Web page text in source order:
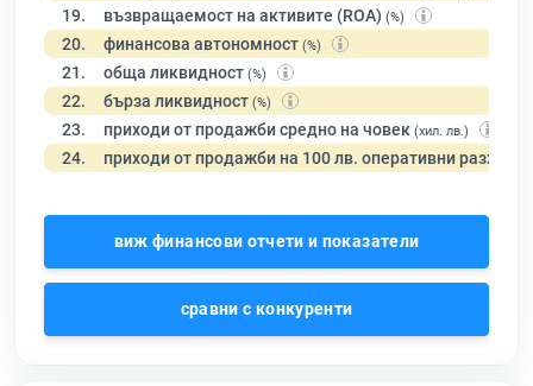
19. възвращаемост на активите (ROA) (%)
20. финансова автономност (%)
21. обща ликвидност (%)
22. бърза ликвидност (%)
23. приходи от продажби средно на човек (хил. лв.)
24. приходи от продажби на 100 лв. оперативни разходи
виж финансови отчети и показатели
сравни с конкуренти